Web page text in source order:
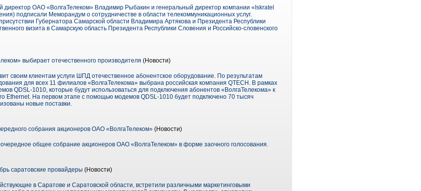
директор ОАО «ВолгаТелеком» Владимир Рыбакин и генеральный директор компании «Iskratel
подписали Меморандум о сотрудничестве в области телекоммуникационных услуг.
Губернатора Самарской области Владимира Артякова и Президента Республики
визита в Самарскую область Президента Республики Словения и Российско-словенского
выбирает отечественного производителя (Новости)
своим клиентам услуги ШПД отечественное абонентское оборудование. По результатам
для всех 11 филиалов «ВолгаТелекома» выбрана российская компания QTECH. В рамках
QDSL-1010, которые будут использоваться для подключения абонентов «ВолгаТелекома» к
Ethernet. На первом этапе с помощью модемов QDSL-1010 будет подключено 70 тысяч
новые поставки.
собрания акционеров ОАО «ВолгаТелеком» (Новости)
общее собрание акционеров ОАО «ВолгаТелеком» в форме заочного голосования.
саратовские провайдеры (Новости)
в Саратове и Саратовской области, встретили различными маркетинговыми